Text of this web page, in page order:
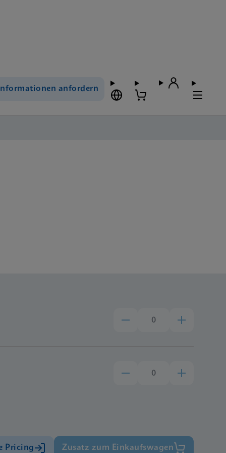
Informationen anfordern
Pricing Zusatz zum Einkaufswagen